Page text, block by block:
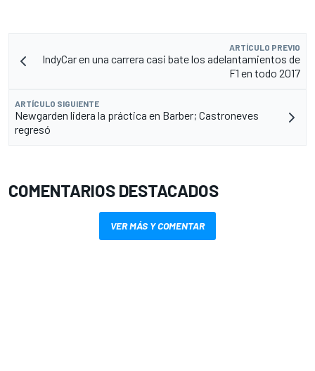
ARTÍCULO PREVIO
IndyCar en una carrera casi bate los adelantamientos de
F1 en todo 2017
ARTÍCULO SIGUIENTE
Newgarden lidera la práctica en Barber; Castroneves
regresó
COMENTARIOS DESTACADOS
VER MÁS Y COMENTAR